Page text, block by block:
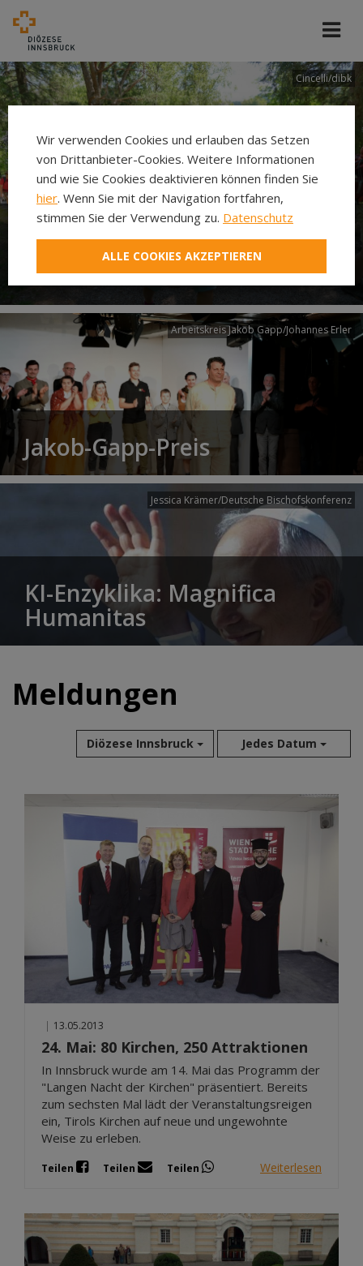
Cincelli/dibk
Neuer Pilgerweg Via
Laudato si’
Arbeitskreis Jakob Gapp/Johannes Erler
Jakob-Gapp-Preis
Jessica Krämer/Deutsche Bischofskonferenz
KI-Enzyklika: Magnifica
Humanitas
Meldungen
Diözese Innsbruck Jedes Datum
Aug 2026
Jun 2026
Mai 2026
Apr 2026
Mär 2026
Feb 2026
Jan 2026
Dez 2025
Nov 2025
| 13.05.2013
24. Mai: 80 Kirchen, 250 Attraktionen
In Innsbruck wurde am 14. Mai das Programm der
"Langen Nacht der Kirchen" präsentiert. Bereits
zum sechsten Mal lädt der Veranstaltungsreigen
ein, Tirols Kirchen auf neue und ungewohnte
Weise zu erleben.
Teilen Teilen Teilen Weiterlesen
Wir verwenden Cookies und erlauben das Setzen
von Drittanbieter-Cookies. Weitere Informationen
und wie Sie Cookies deaktivieren können finden Sie
hier. Wenn Sie mit der Navigation fortfahren,
stimmen Sie der Verwendung zu. Datenschutz
ALLE COOKIES AKZEPTIEREN